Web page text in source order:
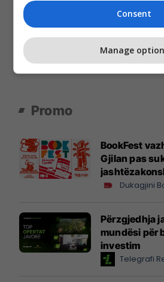
Promo
BookFest
Gjilan pas
Dukagjini
Përzgjedhja
mundësi për
investim
Telegrafi
Consent
Manage